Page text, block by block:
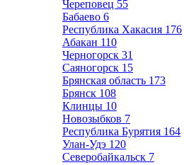
Череповец 55
Бабаево 6
Республика Хакасия 176
Абакан 110
Черногорск 31
Саяногорск 15
Брянская область 173
Брянск 108
Клинцы 10
Новозыбков 7
Республика Бурятия 164
Улан-Удэ 120
Северобайкальск 7